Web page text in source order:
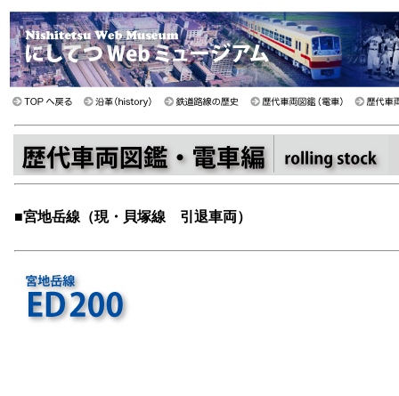
■宮地岳線（現・貝塚線 引退車両）